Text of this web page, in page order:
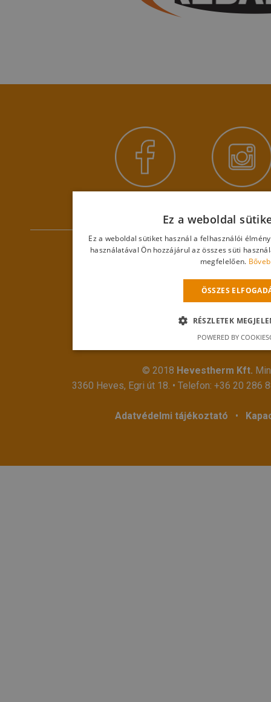
© 2018 Hevestherm Kft.
3360 Heves, Egri út 18. • Telefon: +36 20 286
Adatvédelmi tájékoztató •
Ez a weboldal
Ez a weboldal sütiket használ a felhasználói
használatával Ön hozzájárul az összes süti
megfelelően.
ÖSSZES
RÉSZLETEK
POWERED BY